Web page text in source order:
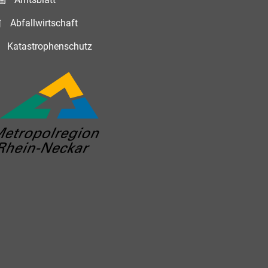
Abfallwirtschaft
Katastrophenschutz